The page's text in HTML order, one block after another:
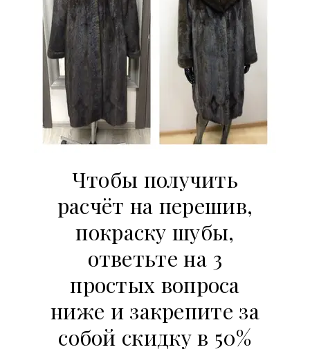
Чтобы получить
расчёт на перешив,
покраску шубы,
ответьте на 3
простых вопроса
ниже и закрепите за
собой скидку в 50%